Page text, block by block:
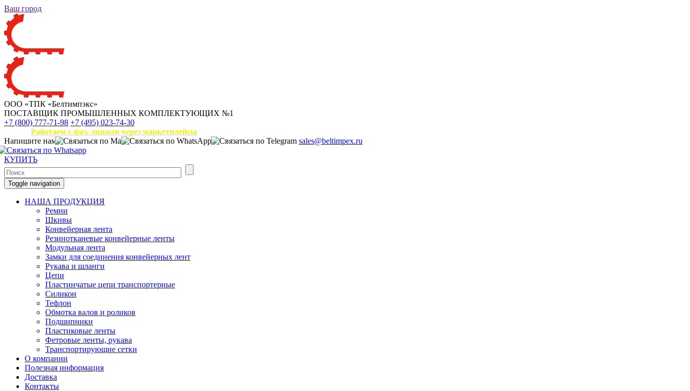
Ваш город
ООО «ТПК «Белтимпэкс»
ПОСТАВЩИК ПРОМЫШЛЕННЫХ КОМПЛЕКТУЮЩИХ №1
+7 (800) 777-71-98 +7 (495) 023-74-30
Работаем с физ. лицами через маркетплейсы
Напишите нам
sales@beltimpex.ru
КУПИТЬ
Toggle navigation
НАША ПРОДУКЦИЯ
Ремни
Шкивы
Конвейерная лента
Резинотканевые конвейерные ленты
Модульная лента
Замки для соединения конвейерных лент
Рукава и шланги
Цепи
Пластинчатые цепи транспортерные
Силикон
Тефлон
Обмотка валов и роликов
Подшипники
Пластиковые ленты
Фетровые ленты, рукава
Транспортирующие сетки
О компании
Полезная информация
Доставка
Контакты